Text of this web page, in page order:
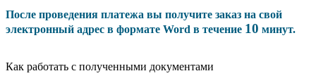
После проведения платежа вы получите заказ на свой
электронный адрес в формате Word в течение 10 минут.
Как работать с полученными документами